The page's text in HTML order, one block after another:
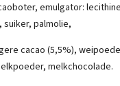
emulgator:
suiker, palmolie,
cacao (5,5%),
melkchocolade.